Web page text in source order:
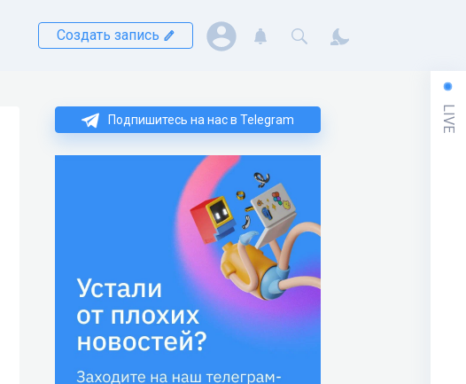
Создать запись
Подпишитесь на нас в Telegram LIVE